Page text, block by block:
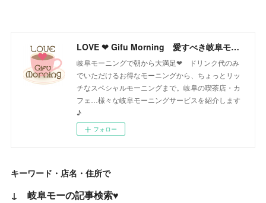
LOVE ❤ Gifu Morning 愛すべき岐阜モーニング♪
岐阜モーニングで朝から大満足❤ ドリンク代のみ
でいただけるお得なモーニングから、ちょっとリッ
チなスペシャルモーニングまで。岐阜の喫茶店・カ
フェ…様々な岐阜モーニングサービスを紹介します
♪
フォロー
キーワード・店名・住所で
↓ 岐阜モーの記事検索♥